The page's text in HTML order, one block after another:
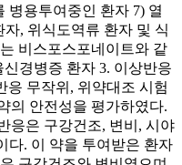
병용투여중인 환자 7) 열
자, 위식도역류 환자 및 식
비스포스포네이트와 같
경병증 환자 3. 이상반응
응 무작위, 위약대조 시험
의 안전성을 평가하였다.
응은 구강건조, 변비, 시야
다. 이 약을 투여받은 환자